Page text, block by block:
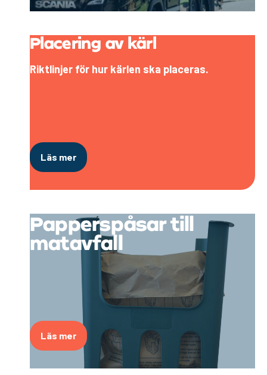
Placering av kärl
Riktlinjer för hur kärlen ska placeras.
Läs mer
Papperspåsar till
matavfall
Läs mer